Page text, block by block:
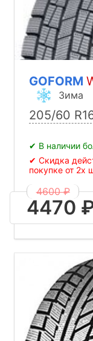
GOFORM
Зима
205/60
✔ В наличии
✔ Скидка
покупке от 2х
4600 ₽
4470